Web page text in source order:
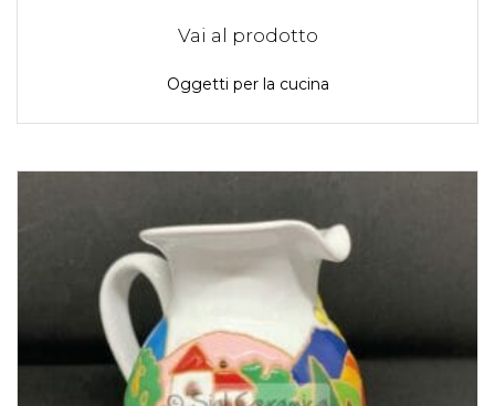
Vai al prodotto
Oggetti per la cucina